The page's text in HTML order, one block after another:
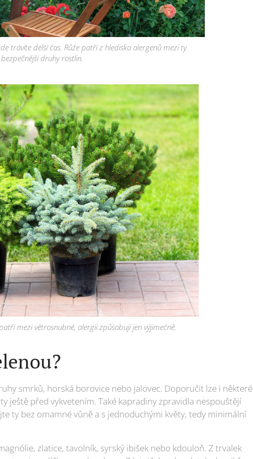
trávíte delší čas. Růže patří z hlediska alergenů mezi ty
bezpečnější druhy rostlin.
mezi větrosnubné, alergii způsobují jen výjimečně.
smrků, horská borovice nebo jalovec. Doporučit lze i některé
ještě před vykvetením. Také kapradiny zpravidla nespouštějí
ty bez omamné vůně a s jednoduchými květy, tedy minimální
zlatice, tavolník, syrský ibišek nebo kdouloň. Z trvalek